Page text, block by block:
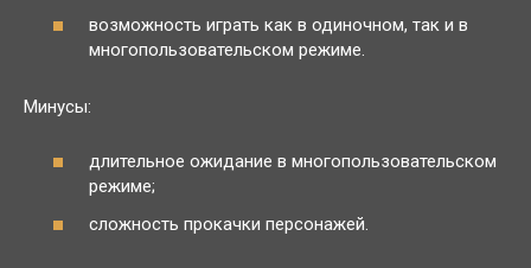
возможность играть как в одиночном, так и в
многопользовательском режиме.
Минусы:
длительное ожидание в многопользовательском
режиме;
сложность прокачки персонажей.